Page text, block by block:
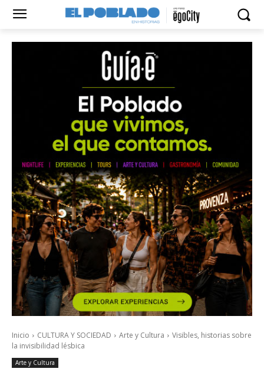
Inicio CULTURA Y SOCIEDAD Arte y Cultura
Visibles, historias sobre
la invisibilidad lésbica
Arte y Cultura